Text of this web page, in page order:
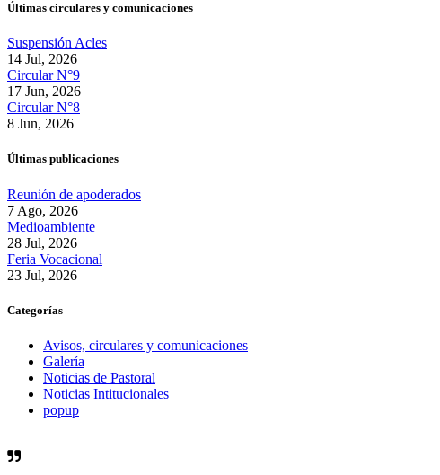
Últimas circulares y comunicaciones
Suspensión Acles
14 Jul, 2026
Circular N°9
17 Jun, 2026
Circular N°8
8 Jun, 2026
Últimas publicaciones
Reunión de apoderados
7 Ago, 2026
Medioambiente
28 Jul, 2026
Feria Vocacional
23 Jul, 2026
Categorías
Avisos, circulares y comunicaciones
Galería
Noticias de Pastoral
Noticias Intitucionales
popup